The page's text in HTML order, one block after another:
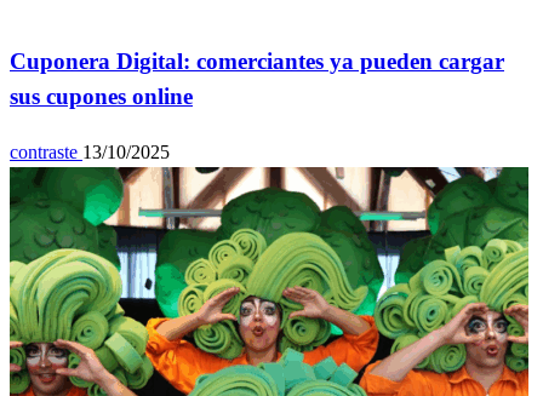
Cuponera Digital: comerciantes ya pueden cargar
sus cupones online
contraste 13/10/2025